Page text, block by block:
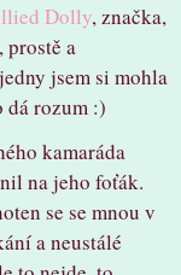
Dolly, značka,
prostě a
jsem si mohla
rozum :)
kamaráda
na jeho foťák.
se se mnou v
a neustálé